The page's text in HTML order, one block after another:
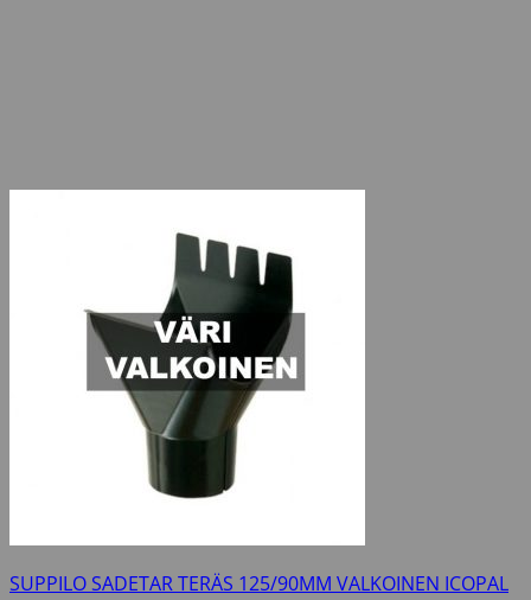
SUPPILO SADETAR TERÄS 125/90MM VALKOINEN ICOPAL